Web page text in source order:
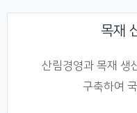
목재
산림경영과 목재 생
구축하여